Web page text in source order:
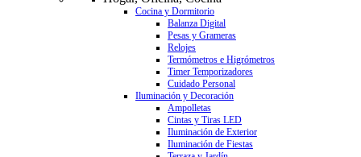
Cocina y Dormitorio
Balanza Digital
Pesas y Grameras
Relojes
Termómetros e Higrómetros
Timer Temporizadores
Cuidado Personal
Iluminación y Decoración
Ampolletas
Cintas y Tiras LED
Iluminación de Exterior
Iluminación de Fiestas